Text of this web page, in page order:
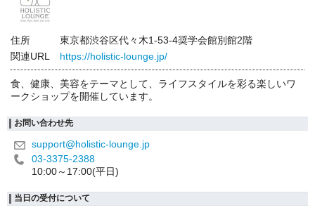
住所
東京都渋谷区代々木1-53-4奨学会館別館2階
関連URL
https://holistic-lounge.jp/
食、健康、美容をテーマとして、ライフスタイルを彩る楽しいワ
ークショップを開催しています。
お問い合わせ先
support@holistic-lounge.jp
03-3375-2388
10:00～17:00(平日)
当日の受付について